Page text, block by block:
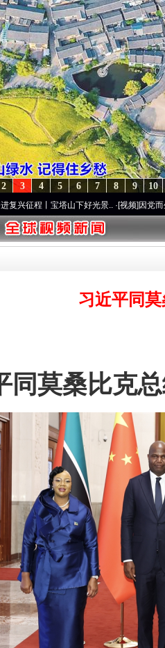
10
9
8
7
6
5
4
3
2
塔山下好光景..·[视频]因党而生 为党而战
习近平同
桑比克总